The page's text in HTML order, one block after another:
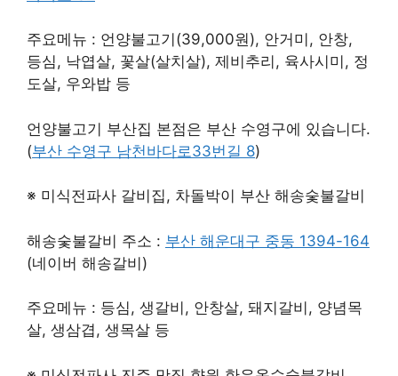
주요메뉴 : 언양불고기(39,000원), 안거미, 안창,
등심, 낙엽살, 꽃살(살치살), 제비추리, 육사시미, 정
도살, 우와밥 등
언양불고기 부산집 본점은 부산 수영구에 있습니다.
(부산 수영구 남천바다로33번길 8)
※ 미식전파사 갈비집, 차돌박이 부산 해송숯불갈비
해송숯불갈비 주소 : 부산 해운대구 중동 1394-164
(네이버 해송갈비)
주요메뉴 : 등심, 생갈비, 안창살, 돼지갈비, 양념목
살, 생삼겹, 생목살 등